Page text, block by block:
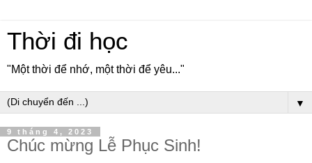
Thời đi học
"Một thời để nhớ, một thời để yêu..."
▼
9 tháng 4, 2023
Chúc mừng Lễ Phục Sinh!